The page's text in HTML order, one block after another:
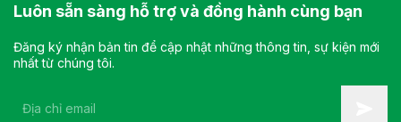
Luôn sẵn sàng hỗ trợ và đồng hành cùng bạn
Đăng ký nhận bản tin để cập nhật những thông tin, sự kiện mới
nhất từ chúng tôi.